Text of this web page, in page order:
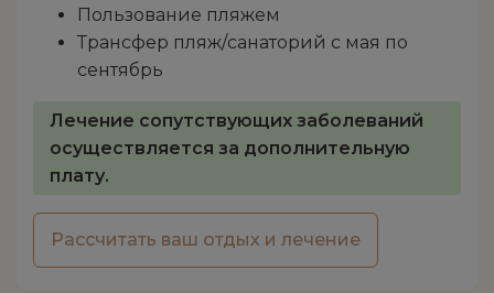
Пользование пляжем
Трансфер пляж/санаторий с мая по
сентябрь
Лечение сопутствующих заболеваний
осуществляется за дополнительную
плату.
Рассчитать ваш отдых и лечение